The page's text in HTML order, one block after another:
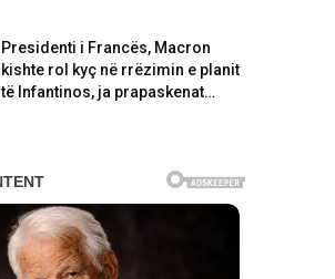
Presidenti i Francës, Macron
kishte rol kyç në rrëzimin e planit
të Infantinos, ja prapaskenat…